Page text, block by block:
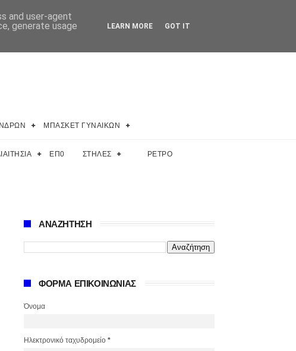
ΜΠΑΣΚΕΤ ΓΥΝΑΙΚΩΝ
ΕΠ0 ΣΤΗΛΕΣ ΡΕΤΡΟ
ΑΝΑΖΗΤΗΣΗ
ΦΟΡΜΑ ΕΠΙΚΟΙΝΩΝΙΑΣ
Όνομα
Ηλεκτρονικό ταχυδρομείο *
and user-agent
generate usage
LEARN MORE GOT IT